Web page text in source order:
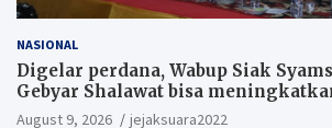
NASIONAL
Digelar perdana, Wabup Siak
Gebyar Shalawat bisa
keagamaan ditengah-tengah
August 9, 2026 jejaksuara2022